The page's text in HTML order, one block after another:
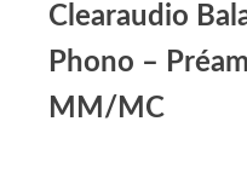
Clearaudio
Phono –
MM/MC